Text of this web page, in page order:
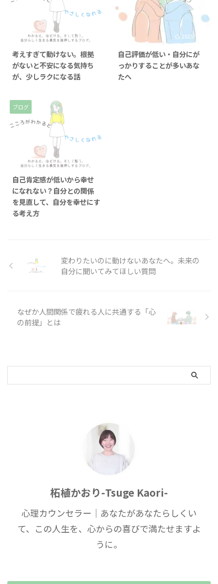
2025/11/21
考えすぎて動けない。根拠
がないと不安になる気持ち
が、少しラクになる話
2025/7/25
自己評価が低い・自分にが
っかりすることが多いあな
たへ
ブログ
2025/11/4
自己肯定感が低いから幸せ
になれない？自分との関係
を見直して、自分を幸せにす
る考え方
変わりたいのに動けないあなたへ。未来の
自分に聞いてみてほしい質問
なぜか人間関係で疲れる人に共通する「心
の前提」とは
柘植かおり-Tsuge Kaori-
心理カウンセラー｜あなたがあなたらしくい
て、この人生を、心からの喜びで満たせますよ
うに。